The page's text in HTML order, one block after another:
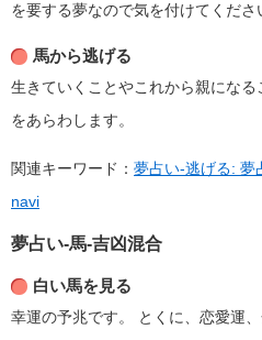
を要する夢なので気を付けてくださ
馬から逃げる
生きていくことやこれから親にな
をあらわします。
関連キーワード： 夢占い-逃げる: 夢
navi
夢占い-馬-吉凶混合
白い馬を見る
幸運の予兆です。
とくに、恋愛運